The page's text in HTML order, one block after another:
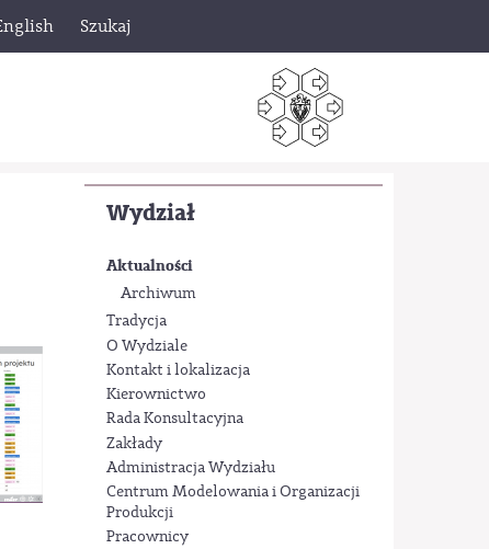
Szukaj
Wydział
Aktualności
Archiwum
Tradycja
O Wydziale
Kontakt i lokalizacja
Kierownictwo
Rada Konsultacyjna
Zakłady
Administracja Wydziału
Centrum Modelowania i Organizacji
Produkcji
Pracownicy